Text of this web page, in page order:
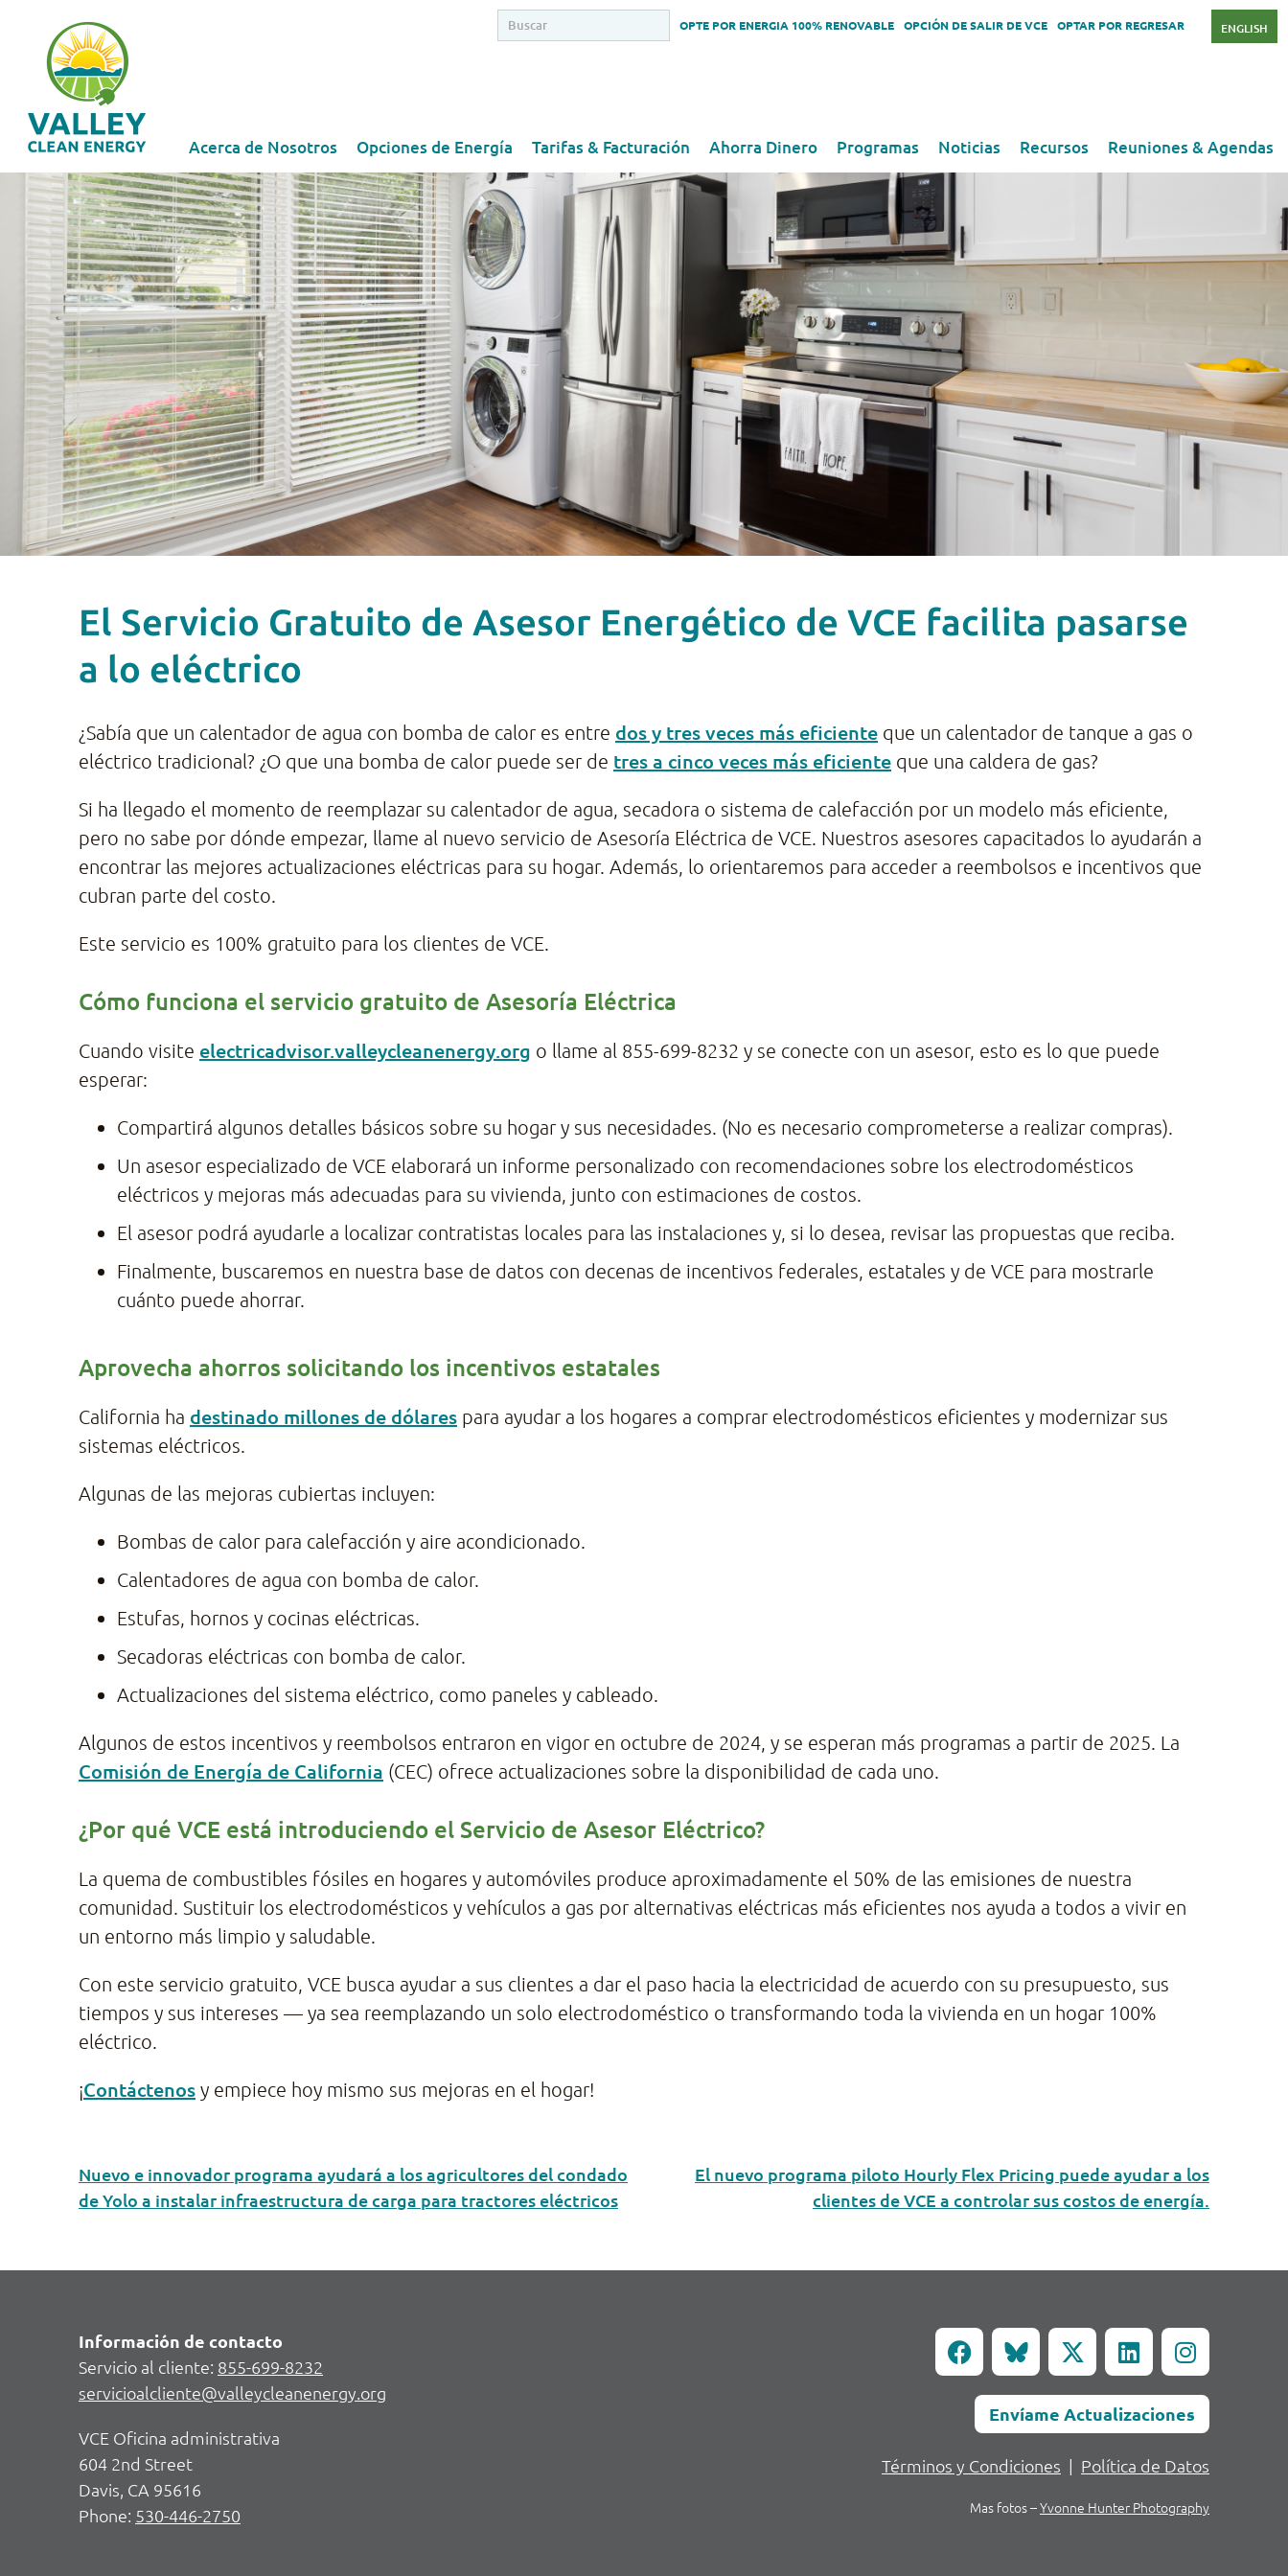
OPTE POR ENERGIA 100% RENOVABLE OPCIÓN DE SALIR DE VCE OPTAR POR REGRESAR ENGLISH
Acerca de Nosotros Opciones de Energía Tarifas & Facturación Ahorra Dinero Programas Noticias Recursos Reuniones & Agendas
El Servicio Gratuito de Asesor Energético de VCE facilita pasarse
a lo eléctrico
¿Sabía que un calentador de agua con bomba de calor es entre dos y tres veces más eficiente que un calentador de tanque a gas o
eléctrico tradicional? ¿O que una bomba de calor puede ser de tres a cinco veces más eficiente que una caldera de gas?
Si ha llegado el momento de reemplazar su calentador de agua, secadora o sistema de calefacción por un modelo más eficiente,
pero no sabe por dónde empezar, llame al nuevo servicio de Asesoría Eléctrica de VCE. Nuestros asesores capacitados lo ayudarán a
encontrar las mejores actualizaciones eléctricas para su hogar. Además, lo orientaremos para acceder a reembolsos e incentivos que
cubran parte del costo.
Este servicio es 100% gratuito para los clientes de VCE.
Cómo funciona el servicio gratuito de Asesoría Eléctrica
Cuando visite electricadvisor.valleycleanenergy.org o llame al 855-699-8232 y se conecte con un asesor, esto es lo que puede
esperar:
Compartirá algunos detalles básicos sobre su hogar y sus necesidades. (No es necesario comprometerse a realizar compras).
Un asesor especializado de VCE elaborará un informe personalizado con recomendaciones sobre los electrodomésticos
eléctricos y mejoras más adecuadas para su vivienda, junto con estimaciones de costos.
El asesor podrá ayudarle a localizar contratistas locales para las instalaciones y, si lo desea, revisar las propuestas que reciba.
Finalmente, buscaremos en nuestra base de datos con decenas de incentivos federales, estatales y de VCE para mostrarle
cuánto puede ahorrar.
Aprovecha ahorros solicitando los incentivos estatales
California ha destinado millones de dólares para ayudar a los hogares a comprar electrodomésticos eficientes y modernizar sus
sistemas eléctricos.
Algunas de las mejoras cubiertas incluyen:
Bombas de calor para calefacción y aire acondicionado.
Calentadores de agua con bomba de calor.
Estufas, hornos y cocinas eléctricas.
Secadoras eléctricas con bomba de calor.
Actualizaciones del sistema eléctrico, como paneles y cableado.
Algunos de estos incentivos y reembolsos entraron en vigor en octubre de 2024, y se esperan más programas a partir de 2025. La
Comisión de Energía de California (CEC) ofrece actualizaciones sobre la disponibilidad de cada uno.
¿Por qué VCE está introduciendo el Servicio de Asesor Eléctrico?
La quema de combustibles fósiles en hogares y automóviles produce aproximadamente el 50% de las emisiones de nuestra
comunidad. Sustituir los electrodomésticos y vehículos a gas por alternativas eléctricas más eficientes nos ayuda a todos a vivir en
un entorno más limpio y saludable.
Con este servicio gratuito, VCE busca ayudar a sus clientes a dar el paso hacia la electricidad de acuerdo con su presupuesto, sus
tiempos y sus intereses — ya sea reemplazando un solo electrodoméstico o transformando toda la vivienda en un hogar 100%
eléctrico.
¡Contáctenos y empiece hoy mismo sus mejoras en el hogar!
Nuevo e innovador programa ayudará a los agricultores del condado
de Yolo a instalar infraestructura de carga para tractores eléctricos
El nuevo programa piloto Hourly Flex Pricing puede ayudar a los
clientes de VCE a controlar sus costos de energía.
Información de contacto
Servicio al cliente: 855-699-8232
servicioalcliente@valleycleanenergy.org
VCE Oficina administrativa
604 2nd Street
Davis, CA 95616
Phone: 530-446-2750
Envíame Actualizaciones
Términos y Condiciones | Política de Datos
Mas fotos –Yvonne Hunter Photography